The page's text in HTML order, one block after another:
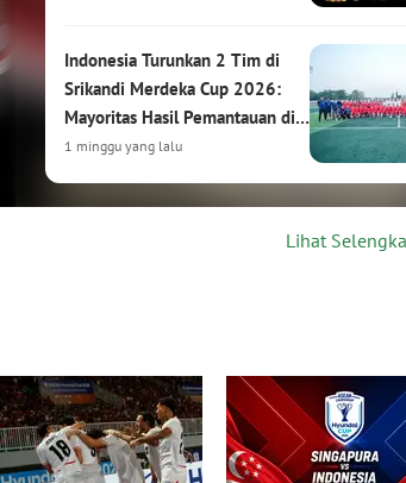
Indonesia Turunkan 2 Tim di
Srikandi Merdeka Cup 2026:
Mayoritas Hasil Pemantauan di
HYDROPLUS Soccer League
1 minggu yang lalu
Hasil Drawing Srikandi Merdeka
Cup 2026: Garuda Pertiwi
Bertemu Malaysia, Putri
Nusantara Hadapi Thailand
2 minggu yang lalu
Lihat